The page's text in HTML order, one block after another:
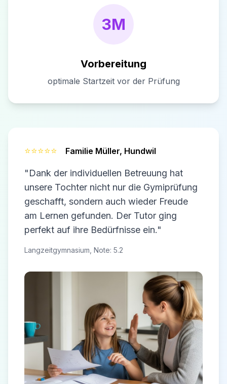
3M
Vorbereitung
optimale Startzeit vor der Prüfung
⭐⭐⭐⭐⭐ Familie Müller, Hundwil
"Dank der individuellen Betreuung hat
unsere Tochter nicht nur die Gymiprüfung
geschafft, sondern auch wieder Freude
am Lernen gefunden. Der Tutor ging
perfekt auf ihre Bedürfnisse ein."
Langzeitgymnasium, Note: 5.2